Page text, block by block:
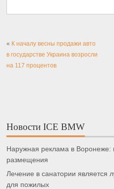
« К началу весны продажи авто
в государстве Украина возросли
на 117 процентов
Новости ICE BMW
Наружная реклама в
размещения
Лечение в санатории
для пожилых